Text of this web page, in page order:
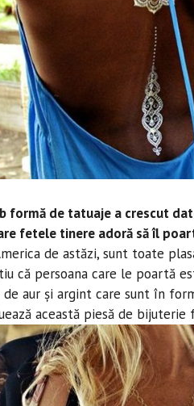
formă de tatuaje a crescut
fetele tinere adoră să îl
de astăzi, sunt toate
că persoana care le poartă
aur și argint care sunt în
această piesă de bijuterie